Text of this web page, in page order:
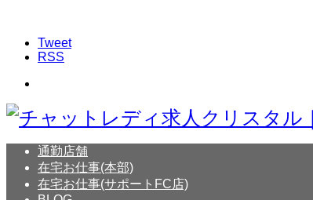
Tweet
RSS
通勤店舗
在宅お仕事(本部)
在宅お仕事(サポートFC店)